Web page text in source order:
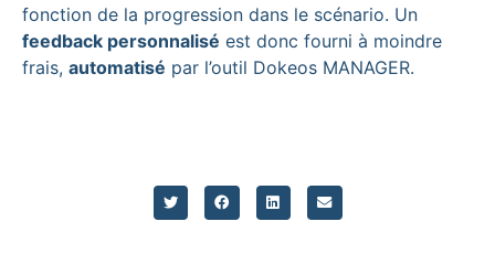
fonction de la progression dans le scénario. Un
feedback personnalisé est donc fourni à moindre
frais, automatisé par l’outil Dokeos MANAGER.